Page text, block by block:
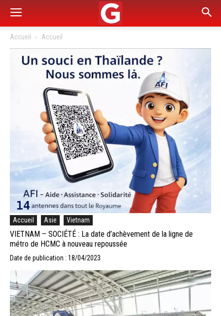
Accueil Accueil
Accueil Asie Vietnam
VIETNAM – SOCIÉTÉ : La date d’achèvement de la ligne de
métro de HCMC à nouveau repoussée
Date de publication : 18/04/2023